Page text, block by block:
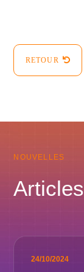
RETOUR
NOUVELLES
Articles
24/10/2024